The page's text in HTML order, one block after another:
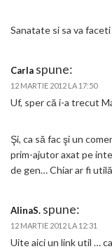
Sanatate si sa va
Carla spune:
12 MARTIE 2012 LA 17:50
Uf, sper că i-a trecut
Şi, ca să fac şi un
prim-ajutor axat pe
de gen… Chiar ar fi
AlinaS. spune:
12 MARTIE 2012 LA 12:31
Uite aici un link util …